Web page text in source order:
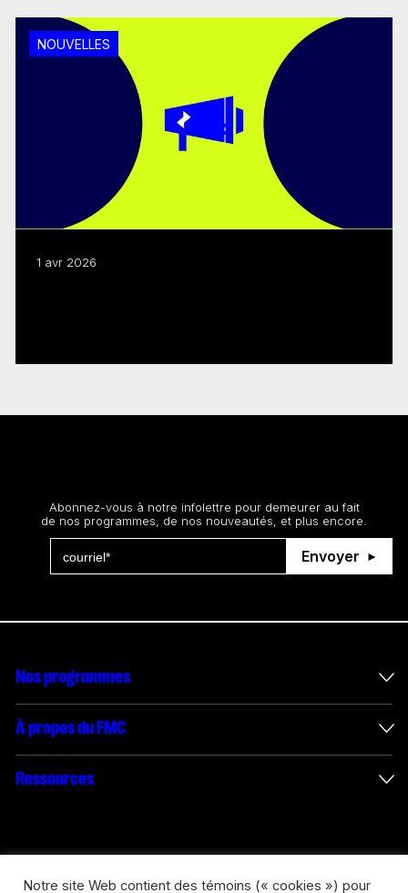
NOUVELLES
1 avr 2026
Abonnez-vous à notre infolettre pour demeurer au fait
de nos programmes, de nos nouveautés, et plus encore.
Envoyer
Nos programmes
Mesures incitatives internationales
Administration des enveloppes
À propos du FMC
À propos du FMC
Ressources
Notre site Web contient des témoins (« cookies ») pour